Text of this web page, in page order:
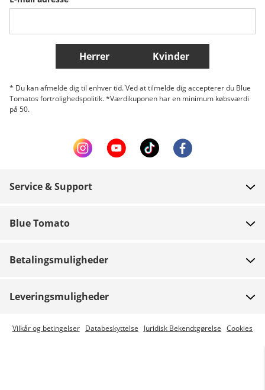
Belgique (Français) Danmark Norge
Flere lande
Herrer Kvinder
* Du kan afmelde dig til enhver tid. Ved at tilmelde dig accepterer du Blue
Tomatos fortrolighedspolitik. *Værdikuponen har en minimum købsværdi
på 50.
Service & Support
Betaling
Retur
Track din ordre
Blue Tomato
Blue World
Betalingsmuligheder
Leveringsmuligheder
Express levering er mulig
Vilkår og betingelser Databeskyttelse Juridisk Bekendtgørelse Cookies